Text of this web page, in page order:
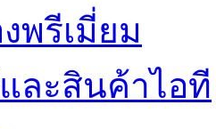
พรีเมี่ยม
ละสินค้าไอที